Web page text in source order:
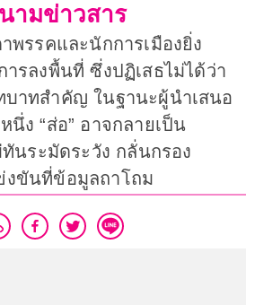
ามข่าวสาร
พรรคและนักการเมืองยิ่ง
ารลงพื้นที่ ซึ่งปฏิเสธไม่ได้ว่า
บาทสำคัญ ในฐานะผู้นำเสนอ
ง “ส่อ” อาจกลายเป็น
ทันระมัดระวัง กลั่นกรอง
งขันที่ข้อมูลถาโถม